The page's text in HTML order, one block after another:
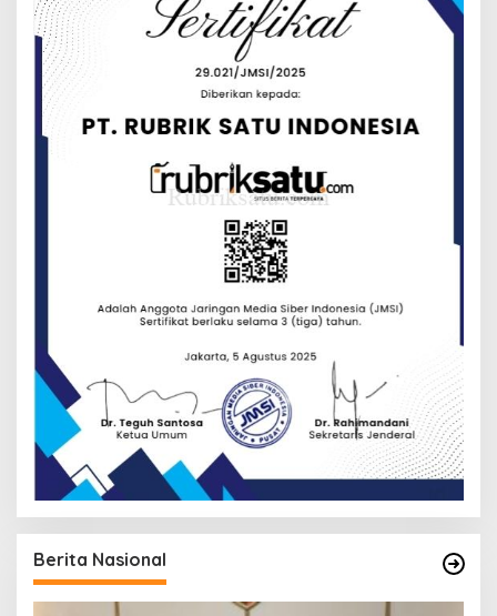
Berita Nasional